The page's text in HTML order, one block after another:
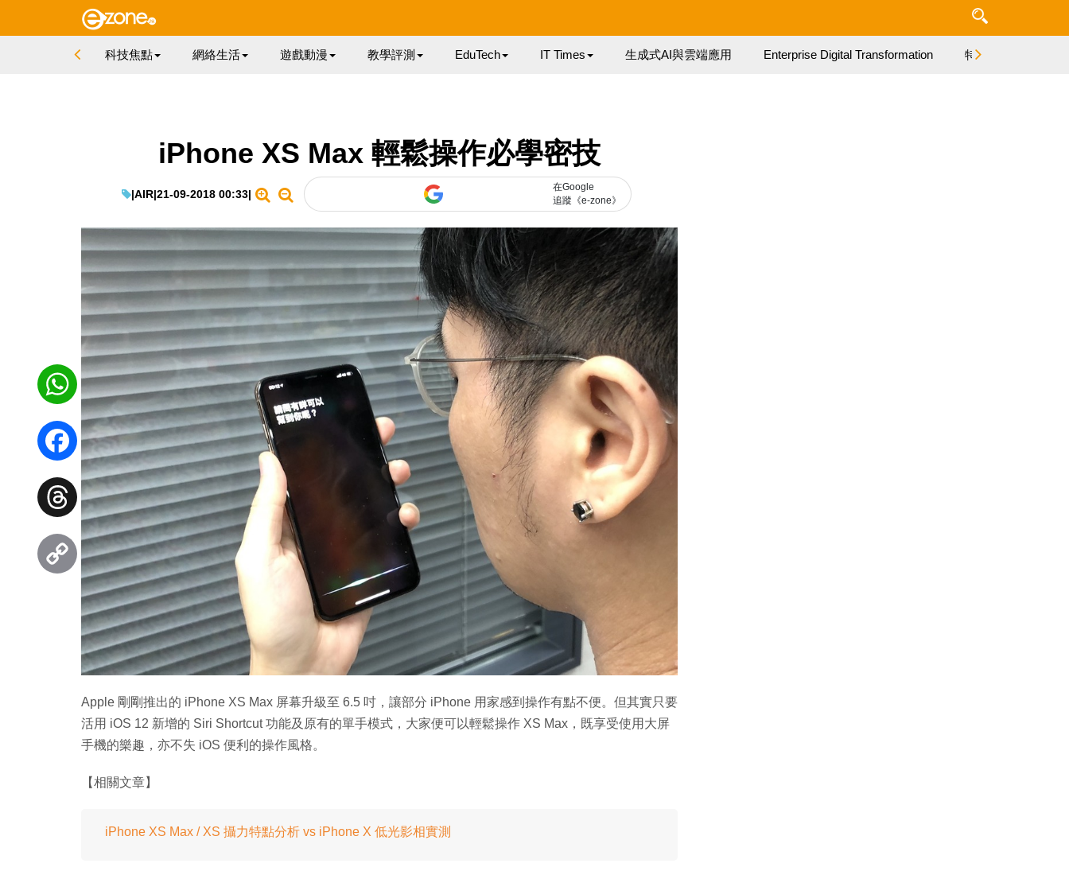
科技焦點 網絡生活 遊戲動漫 教學評測 EduTech IT Times 生成式AI與雲端應用 Enterprise Digital Transformation 特集
iPhone XS Max 輕鬆操作必學密技
|AIR|21-09-2018 00:33|
在Google
追蹤《e-zone》
Apple 剛剛推出的 iPhone XS Max 屏幕升級至 6.5 吋，讓部分 iPhone 用家感到操作有點不便。但其實只要
活用 iOS 12 新增的 Siri Shortcut 功能及原有的單手模式，大家便可以輕鬆操作 XS Max，既享受使用大屏
手機的樂趣，亦不失 iOS 便利的操作風格。
【相關文章】
iPhone XS Max / XS 攝力特點分析 vs iPhone X 低光影相實測
WhatsApp
Facebook
Threads
Copy
Link